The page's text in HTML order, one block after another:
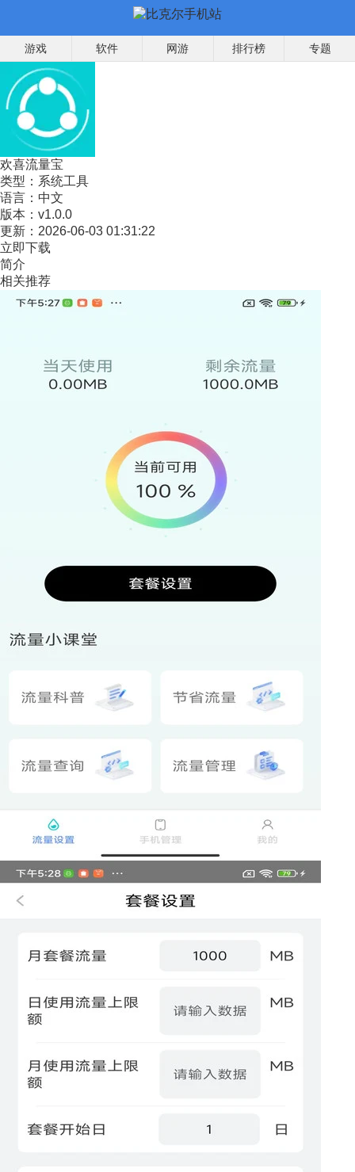
游戏 软件 网游 排行榜 专题
欢喜流量宝
类型： 系统工具
语言： 中文
版本： v1.0.0
更新： 2026-06-03 01:31:22
立即下载
简介
相关推荐